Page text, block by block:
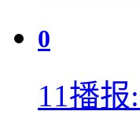
0
11播报